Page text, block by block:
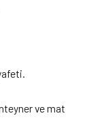
ve mat